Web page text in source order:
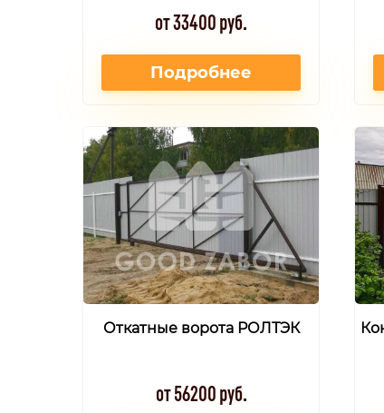
от 33400 руб.
Подробнее
Откатные ворота РОЛТЭК
от 56200 руб.